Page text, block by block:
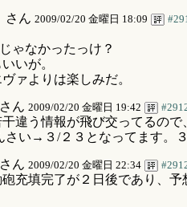
さん 2009/02/20 金曜日 18:09
ゃなかったっけ？
いが。
ァよりは楽しみだ。
さん 2009/02/20 金曜日 19:42
違う情報が飛び交ってるの
い→３/２３となってます。
さん 2009/02/20 金曜日 22:34
充填完了が２日後であり、